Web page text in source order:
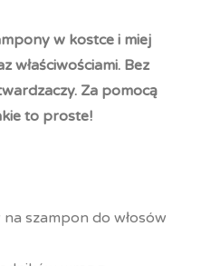
w kostce i miej
właściwościami. Bez
Za pomocą
to proste!
szampon do włosów